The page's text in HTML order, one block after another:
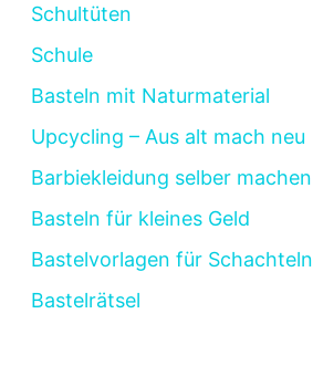
Schultüten
Schule
Basteln mit Naturmaterial
Upcycling – Aus alt mach neu
Barbiekleidung selber machen
Basteln für kleines Geld
Bastelvorlagen für Schachteln
Bastelrätsel